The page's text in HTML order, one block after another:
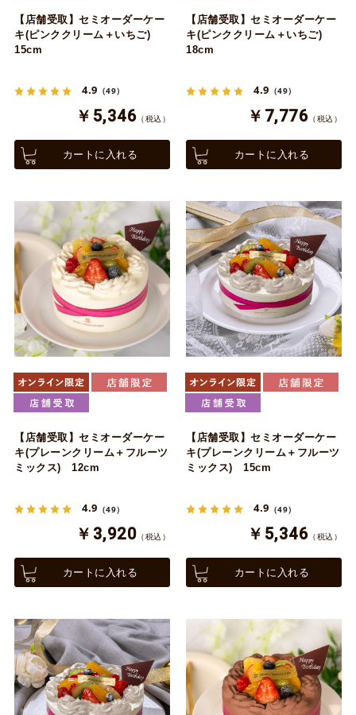
【店舗受取】セミオーダーケー
キ(ピンククリーム＋いちご)
15cm
4.9 （49）
￥5,346 （税込）
カートに入れる
【店舗受取】セミオーダーケー
キ(ピンククリーム＋いちご)
18cm
4.9 （49）
￥7,776 （税込）
カートに入れる
【店舗受取】セミオーダーケー
キ(プレーンクリーム＋フルーツ
ミックス) 12cm
4.9 （49）
￥3,920 （税込）
カートに入れる
【店舗受取】セミオーダーケー
キ(プレーンクリーム＋フルーツ
ミックス) 15cm
4.9 （49）
￥5,346 （税込）
カートに入れる